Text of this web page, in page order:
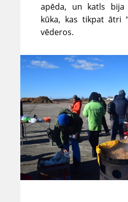
apēda, un katls
kūka, kas tikpat ātri
vēderos.